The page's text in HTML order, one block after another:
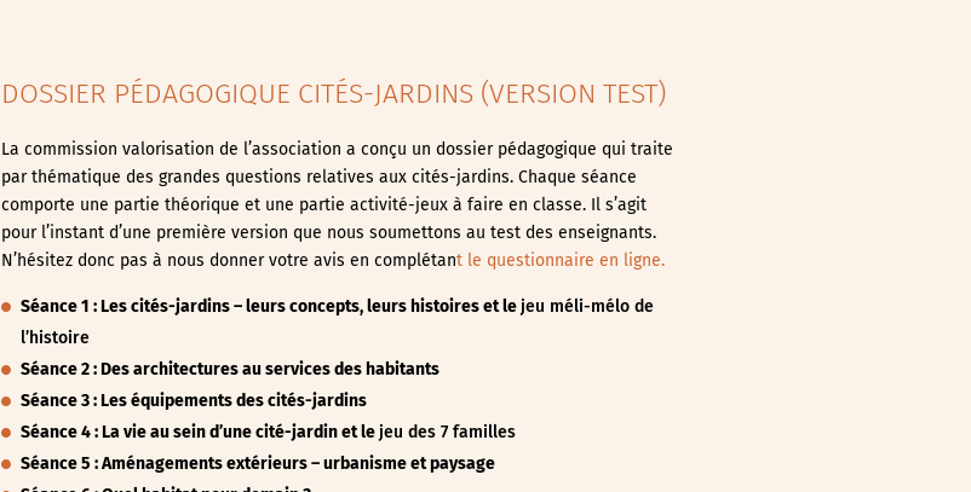
DOSSIER PÉDAGOGIQUE CITÉS-JARDINS (VERSION TEST)
La commission valorisation de l’association a conçu un dossier pédagogique qui traite
par thématique des grandes questions relatives aux cités-jardins. Chaque séance
comporte une partie théorique et une partie activité-jeux à faire en classe. Il s’agit
pour l’instant d’une première version que nous soumettons au test des enseignants.
N’hésitez donc pas à nous donner votre avis en complétant le questionnaire en ligne.
Séance 1 : Les cités-jardins – leurs concepts, leurs histoireset le jeu méli-mélo de
l’histoire
Séance 2 : Des architectures au services des habitants
Séance 3 : Les équipements des cités-jardins
Séance 4 : La vie au sein d’une cité-jardinet le jeu des 7 familles
Séance 5 : Aménagements extérieurs – urbanisme et paysage